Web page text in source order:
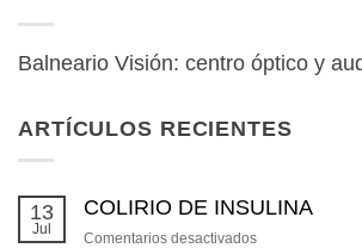
Balneario Visión: centro óptico y
ARTÍCULOS RECIENTES
13
Jul
COLIRIO DE INSULINA
Comentarios desactivadosen